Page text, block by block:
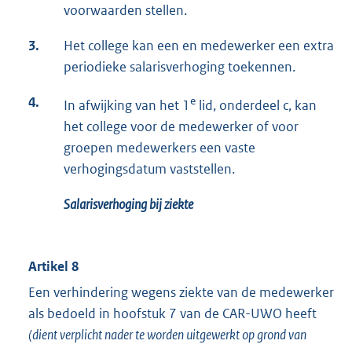
voorwaarden stellen.
3.
Het college kan een en medewerker een extra
periodieke salarisverhoging toekennen.
4. In afwijking van het 1 e lid, onderdeel c, kan
het college voor de medewerker of voor
groepen medewerkers een vaste
verhogingsdatum vaststellen.
Salarisverhogingbij ziekte
Artikel 8
Een verhindering wegens ziekte van de medewerker
als bedoeld in hoofstuk 7 van de CAR-UWO heeft
(dient verplicht nader te worden uitgewerkt op grond van